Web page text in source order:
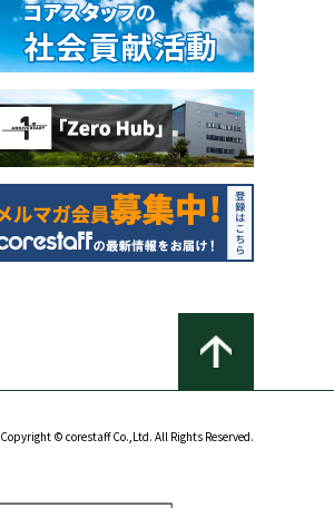
Copyright © corestaff Co.,Ltd. All Rights Reserved.